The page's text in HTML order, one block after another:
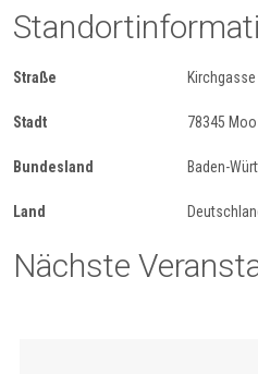
Straße Kirchgasse
Stadt 78345
Bundesland Baden-
Land
Nächste